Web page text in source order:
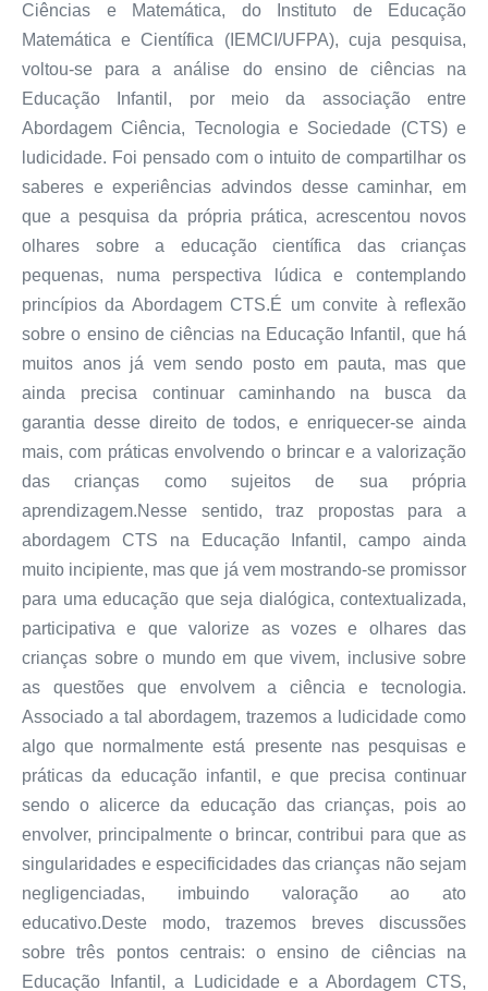
Ciências e Matemática, do Instituto de Educação
Matemática e Científica (IEMCI/UFPA), cuja pesquisa,
voltou-se para a análise do ensino de ciências na
Educação Infantil, por meio da associação entre
Abordagem Ciência, Tecnologia e Sociedade (CTS) e
ludicidade. Foi pensado com o intuito de compartilhar os
saberes e experiências advindos desse caminhar, em
que a pesquisa da própria prática, acrescentou novos
olhares sobre a educação científica das crianças
pequenas, numa perspectiva lúdica e contemplando
princípios da Abordagem CTS.É um convite à reflexão
sobre o ensino de ciências na Educação Infantil, que há
muitos anos já vem sendo posto em pauta, mas que
ainda precisa continuar caminhando na busca da
garantia desse direito de todos, e enriquecer-se ainda
mais, com práticas envolvendo o brincar e a valorização
das crianças como sujeitos de sua própria
aprendizagem.Nesse sentido, traz propostas para a
abordagem CTS na Educação Infantil, campo ainda
muito incipiente, mas que já vem mostrando-se promissor
para uma educação que seja dialógica, contextualizada,
participativa e que valorize as vozes e olhares das
crianças sobre o mundo em que vivem, inclusive sobre
as questões que envolvem a ciência e tecnologia.
Associado a tal abordagem, trazemos a ludicidade como
algo que normalmente está presente nas pesquisas e
práticas da educação infantil, e que precisa continuar
sendo o alicerce da educação das crianças, pois ao
envolver, principalmente o brincar, contribui para que as
singularidades e especificidades das crianças não sejam
negligenciadas, imbuindo valoração ao ato
educativo.Deste modo, trazemos breves discussões
sobre três pontos centrais: o ensino de ciências na
Educação Infantil, a Ludicidade e a Abordagem CTS,